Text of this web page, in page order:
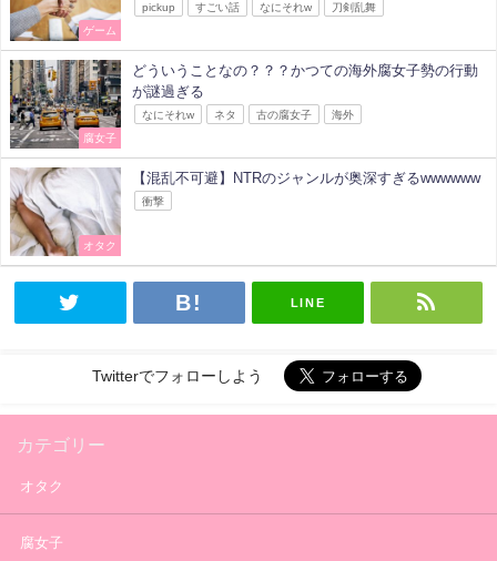
ゲーム
pickup すごい話 なにそれw 刀剣乱舞
腐女子
どういうことなの？？？かつての海外腐女子勢の行動
が謎過ぎる
なにそれw ネタ 古の腐女子 海外
オタク
【混乱不可避】NTRのジャンルが奥深すぎるwwwwww
衝撃
LINE
Twitterでフォローしよう
カテゴリー
オタク
腐女子